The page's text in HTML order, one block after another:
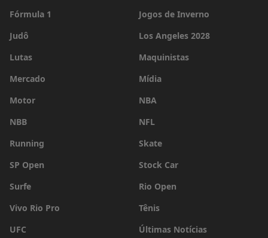
Fórmula 1
Jogos de Inverno
Judô
Los Angeles 2028
Lutas
Maquinistas
Mercado
Mídia
Motor
NBA
NBB
NFL
Running
Skate
SP Open
Stock Car
Surfe
Rio Open
Vivo Rio Pro
Tênis
UFC
Últimas Notícias